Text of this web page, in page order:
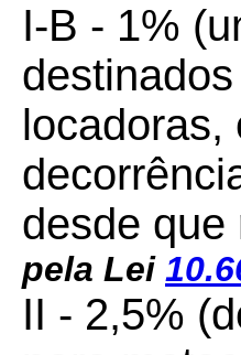
I-B - 1%
locadoras,
desde
pela Lei
II - 2,5%